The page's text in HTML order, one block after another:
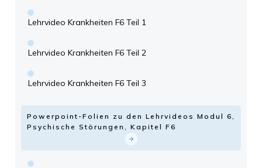
Lehrvideo Krankheiten F6 Teil 1
Lehrvideo Krankheiten F6 Teil 2
Lehrvideo Krankheiten F6 Teil 3
Powerpoint-Folien zu den Lehrvideos Modul 6,
Psychische Störungen, Kapitel F6